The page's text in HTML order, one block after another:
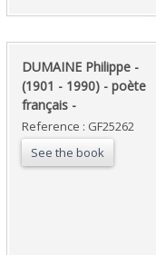
‎DUMAINE Philippe -
(1901 - 1990) - poète
français - ‎
Reference : GF25262
See the book